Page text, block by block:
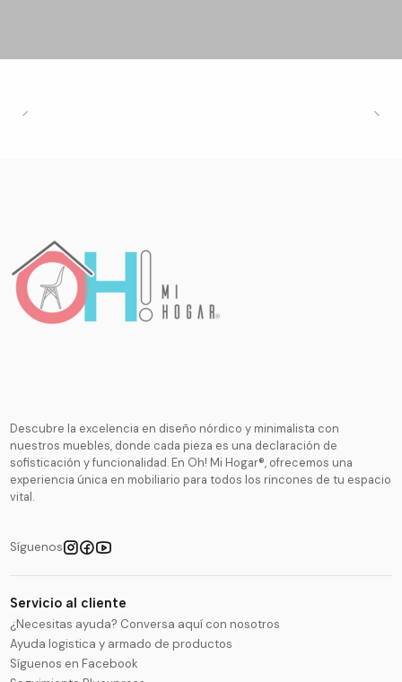
Descubre la excelencia en diseño nórdico y minimalista con
nuestros muebles, donde cada pieza es una declaración de
sofisticación y funcionalidad. En Oh! Mi Hogar®, ofrecemos una
experiencia única en mobiliario para todos los rincones de tu espacio
vital.
Síguenos
Servicio al cliente
¿Necesitas ayuda? Conversa aquí con nosotros
Ayuda logistica y armado de productos
Síguenos en Facebook